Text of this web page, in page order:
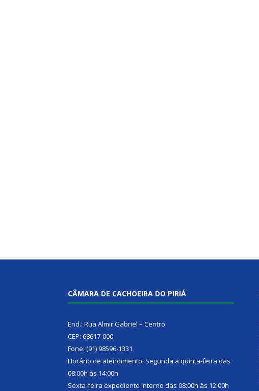
CÂMARA DE CACHOEIRA DO PIRIÁ
End.: Rua Almir Gabriel – Centro
CEP: 68617-000
Fone: (91) 98596-1331
Horário de atendimento: Segunda a quinta-feira das
08:00h às 14:00h
Sexta-feira expediente interno das 08:00h às 12:00h